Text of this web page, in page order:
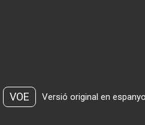
VOE Versió original en